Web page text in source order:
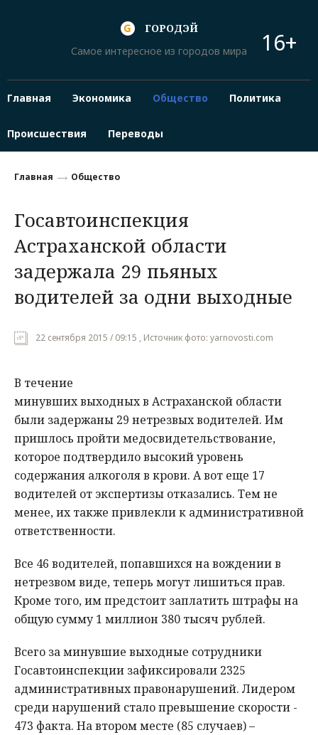
ГОРОДЭЙ
Самое интересное из городов мира
16+
Главная Экономика Общество Политика
Происшествия Переводы
Главная Общество
Госавтоинспекция
Астраханской области
задержала 29 пьяных
водителей за одни выходные
22 сентября 2015 / 09:15 , Источник фото: yarnovosti.com
В течение
минувших выходных в Астраханской области
были задержаны 29 нетрезвых водителей. Им
пришлось пройти медосвидетельствование,
которое подтвердило высокий уровень
содержания алкоголя в крови. А вот еще 17
водителей от экспертизы отказались. Тем не
менее, их также привлекли к административной
ответственности.
Все 46 водителей, попавшихся на вождении в
нетрезвом виде, теперь могут лишиться прав.
Кроме того, им предстоит заплатить штрафы на
общую сумму 1 миллион 380 тысяч рублей.
Всего за минувшие выходные сотрудники
Госавтоинспекции зафиксировали 2325
административных правонарушений. Лидером
среди нарушений стало превышение скорости -
473 факта. На втором месте (85 случаев) –